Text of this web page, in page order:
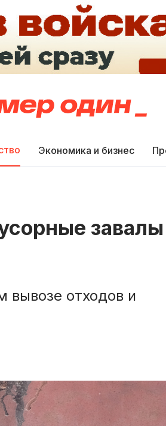
Экономика и бизнес
завалы
вывозе отходов и